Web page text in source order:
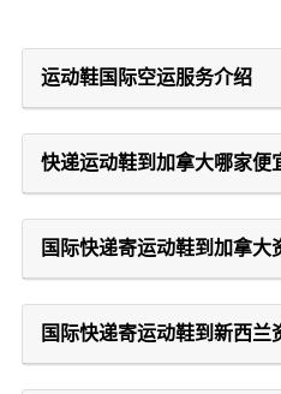
运动鞋国际空运服务介绍
快递运动鞋到加拿大哪家便
国际快递寄运动鞋到加拿大
国际快递寄运动鞋到新西兰